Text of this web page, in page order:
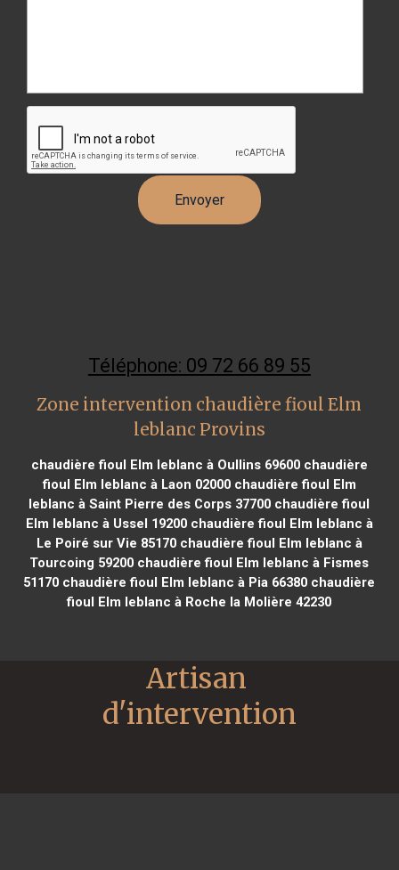
Téléphone: 09 72 66 89 55
Zone intervention chaudière fioul Elm
leblanc Provins
chaudière fioul Elm leblanc à Oullins 69600chaudière
fioul Elm leblanc à Laon 02000chaudière fioul Elm
leblanc à Saint Pierre des Corps 37700 chaudière fioul
Elm leblanc à Ussel 19200chaudière fioul Elm leblanc à
Le Poiré sur Vie 85170chaudière fioul Elm leblanc à
Tourcoing 59200 chaudière fioul Elm leblanc à Fismes
51170 chaudière fioul Elm leblanc à Pia 66380 chaudière
fioul Elm leblanc à Roche la Molière 42230
Artisan
d'intervention